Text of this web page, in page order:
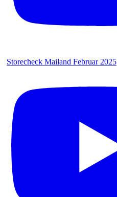
Storecheck Mailand Februar 2025